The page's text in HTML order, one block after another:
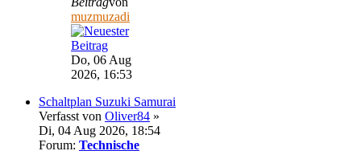
muzmuzadi
Do, 06 Aug
2026, 16:53
Schaltplan Suzuki Samurai
Verfasst von Oliver84 »
Di, 04 Aug 2026, 18:54
Forum: Technische